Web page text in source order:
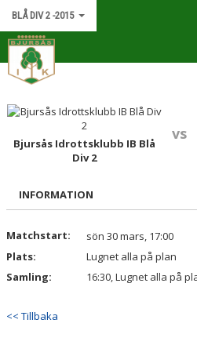
BLÅ DIV 2 -2015
HEM
NYHETER
KALENDER
TRUPPEN
DOKUMENT
KONTAKT
Bjursås Idrottsklubb IB Blå
Div 2
vs
INFORMATION
Matchstart:
sön 30 mars, 17:00
Plats:
Lugnet alla på plan
Samling:
16:30, Lugnet alla på
<< Tillbaka